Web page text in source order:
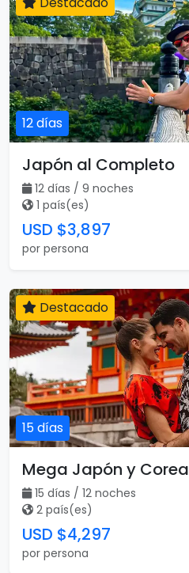
12 días
Japón al Completo
12 días / 9 noches
1 país(es)
USD $3,897
por persona
15 días
Destacado
Mega Japón y Corea
15 días / 12 noches
2 país(es)
USD $4,297
por persona